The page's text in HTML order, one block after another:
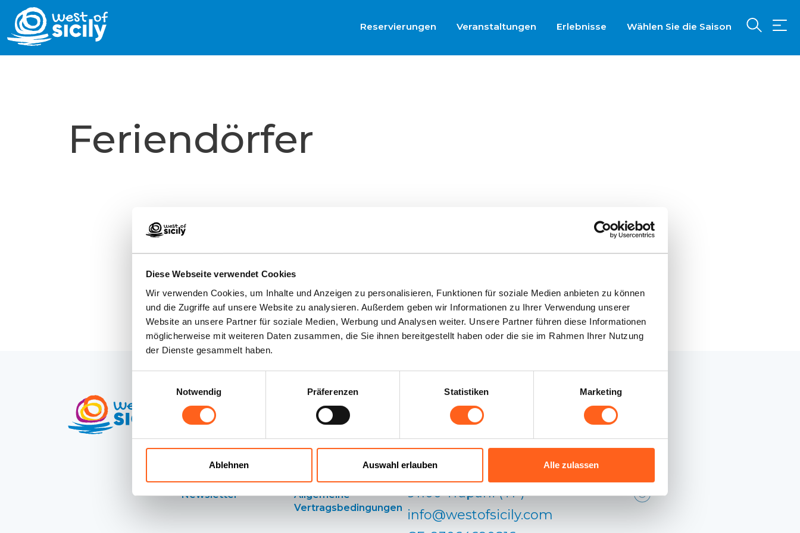
Diese Webseite verwendet Cookies
Wir verwenden Cookies, um Inhalte und Anzeigen zu personalisieren, Funktionen für soziale Medien anbieten zu können
und die Zugriffe auf unsere Website zu analysieren. Außerdem geben wir Informationen zu Ihrer Verwendung unserer
Website an unsere Partner für soziale Medien, Werbung und Analysen weiter. Unsere Partner führen diese Informationen
möglicherweise mit weiteren Daten zusammen, die Sie ihnen bereitgestellt haben oder die sie im Rahmen Ihrer Nutzung
der Dienste gesammelt haben.
Notwendig
Präferenzen Statistiken Marketing
Ablehnen Auswahl erlauben Alle zulassen
Reservierungen Veranstaltungen Erlebnisse Wählen Sie die Saison
Feriendörfer
Kontakte
Barrierefreiheit
Newsletter
Cookie-Richtlinie
Datenschutzrichtlinie
Allgemeine
Vertragsbedingungen
Unsere Kontakte:
Distretto Turistico Sicilia
Occidentale
Via Mafalda di Savoia, 26
91100 Trapani (TP)
info@westofsicily.com